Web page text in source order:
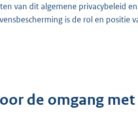
van dit algemene privacybeleid
is de rol en positie
de omgang met